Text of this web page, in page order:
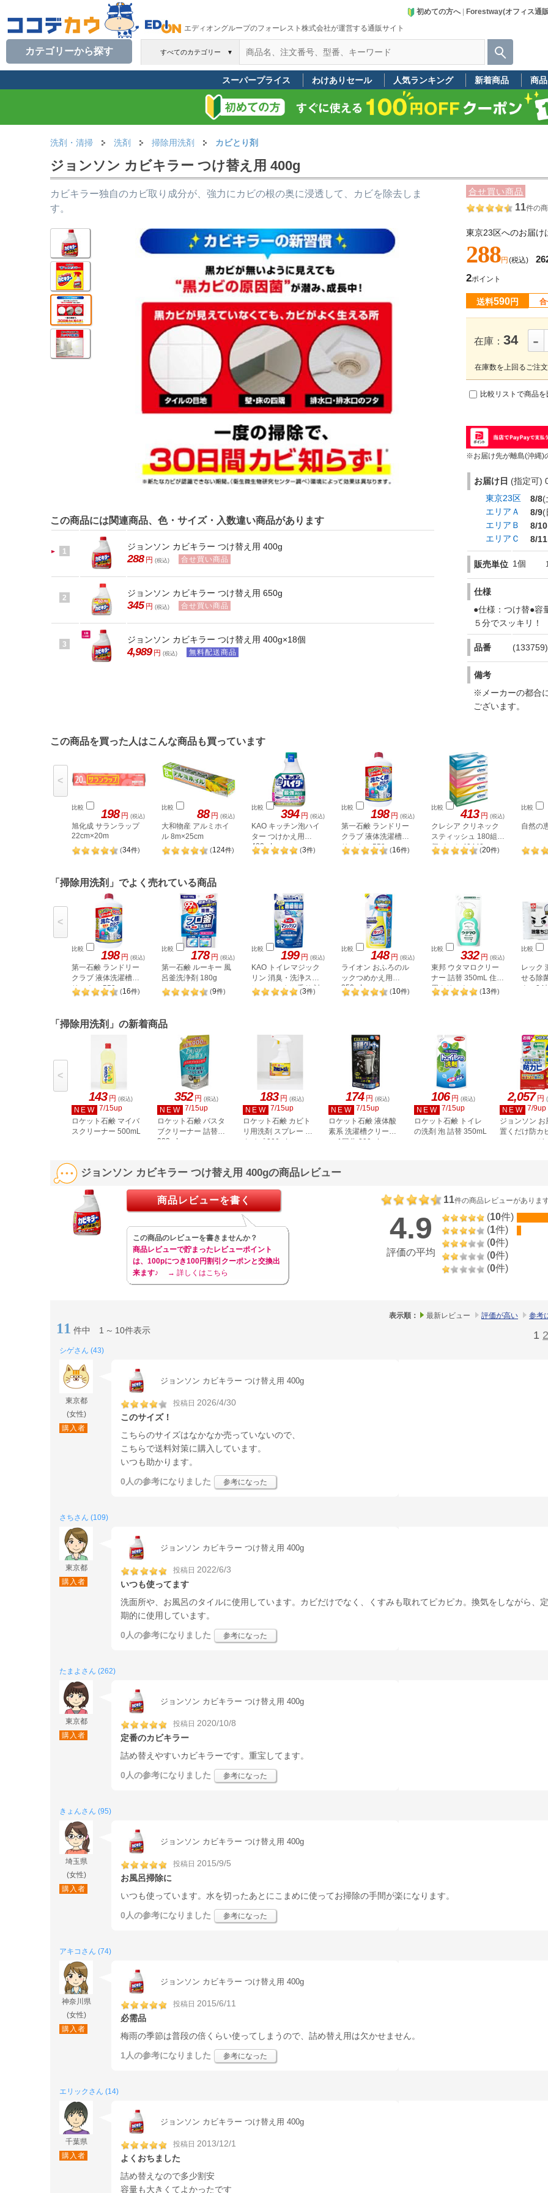
エディオングループのフォーレスト株式会社が運営する通販サイト
初めての方へ| Forestway(オフィス通
すべてのカテゴリー ▼
カテゴリーから探す
スーパープライス わけありセール 人気ランキング 新着商品 商
洗剤・清掃 洗剤 掃除用洗剤 カビとり剤
ジョンソン カビキラー つけ替え用 400g
合せ買い商品
11件の
東京23区へのお届け
288円 (税込)
2ポイント
送料590円
在庫： 34 -
在庫数を上回るご注
比較リストで商品
※お届け先が離島(沖縄)
お届け日 (指定可)
東京23区
8/8(
エリアＡ
8/9(
エリアＢ
8/10
エリアＣ
8/11
販売単位 1個
仕様
●仕様：つけ替●容
５分でスッキリ！
品番 (133759)
備考
※メーカーの都合
ございます。
カビキラー独自のカビ取り成分が、強力にカビの根の奥に浸透して、カビを除去しま
す。
この商品には関連商品、色・サイズ・入数違い商品があります
ジョンソン カビキラー つけ替え用 400g
合せ買い商品
ジョンソン カビキラー つけ替え用 650g
345 円(税込) 合せ買い商品
3 ジョンソン カビキラー つけ替え用 400g×18個
4,989 円(税込) 無料配送商品
この商品を買った人はこんな商品も買っています
比較 198 円 (税込)
旭化成 サランラップ
22cm×20m
(34件)
比較 88 円 (税込)
大和物産 アルミホイ
ル 8m×25cm
(124件)
比較 394 円 (税込)
KAO キッチン泡ハイ
ター つけかえ用
400mL
(3件)
比較 198 円 (税込)
第一石鹸 ランドリー
クラブ 液体洗濯槽ク
リーナー 550g (16件)
比較 413 円 (税込)
クレシア クリネック
スティッシュ 180組 5
個パック 40442
(20件)
比較
自然の
<
「掃除用洗剤」でよく売れている商品
比較 198 円 (税込)
第一石鹸 ランドリー
クラブ 液体洗濯槽ク
リーナー 550g (16件)
比較 178 円 (税込)
第一石鹸 ルーキー 風
呂釜洗浄剤 180g
(9件)
比較 199 円 (税込)
KAO トイレマジック
リン 消臭・洗浄スプ
レー ミントの香り 詰
替 300mL
(3件)
比較 148 円 (税込)
ライオン おふろのル
ックつめかえ用
350mL
(10件)
比較 332 円 (税込)
東邦 ウタマロクリー
ナー 詰替 350mL 住宅
用クリーナー (13件)
比較
レック
せる除
ナー24
<
「掃除用洗剤」の新着商品
143 円 (税込)
NEW 7/15up
ロケット石鹸 マイバ
スクリーナー 500mL
352 円 (税込)
NEW 7/15up
ロケット石鹸 バスタ
ブクリーナー 詰替用
900mL
183 円 (税込)
NEW 7/15up
ロケット石鹸 カビト
リ用洗剤 スプレー 泡
タイプ 300mL
174 円 (税込)
NEW 7/15up
ロケット石鹸 液体酸
素系 洗濯槽クリーナ
ー 1回分 390mL
106 円 (税込)
NEW 7/15up
ロケット石鹸 トイレ
の洗剤 泡 詰替 350mL
2,057 円
NEW 7/9up
ジョンソン お
置くだけ防カ
フレッシュガ
<
ジョンソン カビキラー つけ替え用 400gの商品レビュー
11件の商品レビューがありま
4.9
評価の平均
(10件)
(1件)
(0件)
(0件)
(0件)
商品レビューを書く
この商品のレビューを書きませんか？
商品レビューで貯まったレビューポイント
は、100pにつき100円割引クーポンと交換出
来ます♪
→ 詳しくはこちら
表示順： 最新レビュー 評価が高い 参考
11 件中 1 ～ 10件表示 1 2
シゲさん (43)
東京都
(女性)
購入者
ジョンソン カビキラー つけ替え用 400g
投稿日 2026/4/30
このサイズ！
こちらのサイズはなかなか売っていないので、
こちらで送料対策に購入しています。
いつも助かります。
0人の参考になりました 参考になった
さちさん (109)
東京都
購入者
ジョンソン カビキラー つけ替え用 400g
投稿日 2022/6/3
いつも使ってます
洗面所や、お風呂のタイルに使用しています。カビだけでなく、くすみも取れてピカピカ。換気をしながら、定
期的に使用しています。
0人の参考になりました 参考になった
たまよさん (262)
東京都
購入者
ジョンソン カビキラー つけ替え用 400g
投稿日 2020/10/8
定番のカビキラー
詰め替えやすいカビキラーです。重宝してます。
0人の参考になりました 参考になった
きょんさん (95)
埼玉県
(女性)
購入者
ジョンソン カビキラー つけ替え用 400g
投稿日 2015/9/5
お風呂掃除に
いつも使っています。水を切ったあとにこまめに使ってお掃除の手間が楽になります。
0人の参考になりました 参考になった
アキコさん (74)
神奈川県
(女性)
購入者
ジョンソン カビキラー つけ替え用 400g
投稿日 2015/6/11
必需品
梅雨の季節は普段の倍くらい使ってしまうので、詰め替え用は欠かせません。
1人の参考になりました 参考になった
エリックさん (14)
千葉県
購入者
ジョンソン カビキラー つけ替え用 400g
投稿日 2013/12/1
よくおちました
詰め替えなので多少割安
容量も大きくてよかったです